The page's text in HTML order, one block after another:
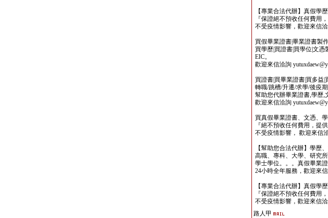
【專業合法代辦】真假學
『保證絕不預收任何費用
不受疫情影響，歡迎來信洽
買假畢業證書|畢業證書製
買學歷|買證書|買學位|文
EIC。
歡迎來信洽詢
買證書|買畢業證書|買多益|
轉職/跳槽/升遷/求學/後疫
幫助您代辦畢業證書,學歷,
歡迎來信洽詢
買真假畢業證書、文憑、
『絕不預收任何費用，提
不受疫情影響， 歡迎來信
【幫助您合法代辦】學歷
高職、專科、大學、研究
學士學位。。。真假畢業
24小時全年服務，歡迎來信
【專業合法代辦】真假學
『保證絕不預收任何費用
不受疫情影響，歡迎來信洽
路人甲